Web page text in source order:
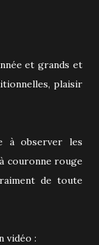
plaisir
à observer les
couronne rouge
de toute
vidéo :